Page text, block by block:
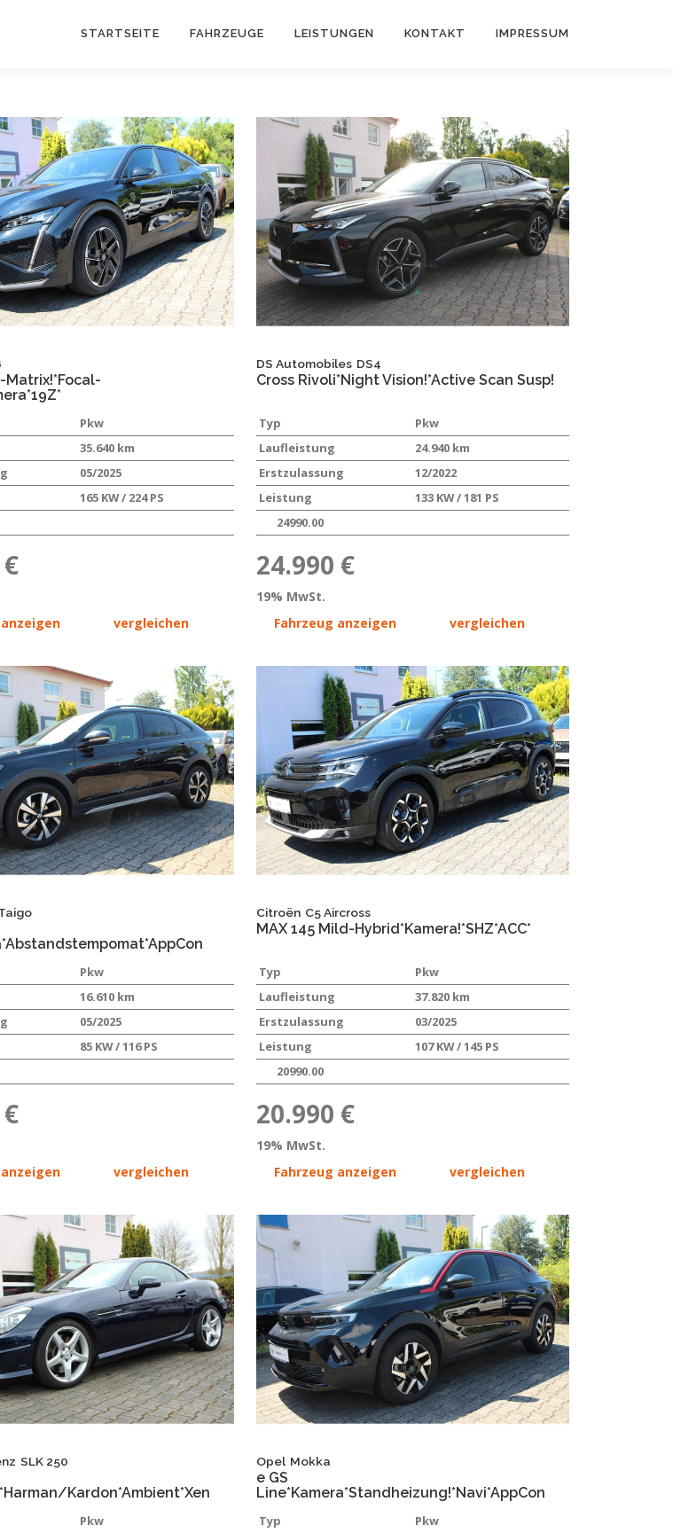
STARTSEITE FAHRZEUGE LEISTUNGEN KONTAKT IMPRESSUM
Matrix!*Focal-
Pkw
35.640 km
05/2025
165 KW / 224 PS
vergleichen
DS Automobiles DS4
Cross Rivoli*Night Vision!*Active Scan Susp!
Typ
Pkw
Laufleistung
24.940 km
Erstzulassung
12/2022
Leistung
133 KW / 181 PS
24990.00
24.990 €
19% MwSt.
Fahrzeug anzeigen
vergleichen
Pkw
16.610 km
05/2025
85 KW / 116 PS
vergleichen
Citroën C5 Aircross
MAX 145 Mild-Hybrid*Kamera!*SHZ*ACC*
Typ
Pkw
Laufleistung
37.820 km
Erstzulassung
03/2025
Leistung
107 KW / 145 PS
20990.00
20.990 €
19% MwSt.
Fahrzeug anzeigen
vergleichen
SLK 250
Kardon*Ambient*Xen
Pkw
Opel Mokka
e GS
Line*Kamera*Standheizung!*Navi*AppCon
Typ
Pkw